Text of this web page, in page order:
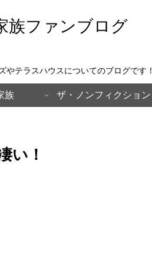
族ファンブログ
やテラスハウスについてのブログです！
族 ザ・ノンフィクション
い！